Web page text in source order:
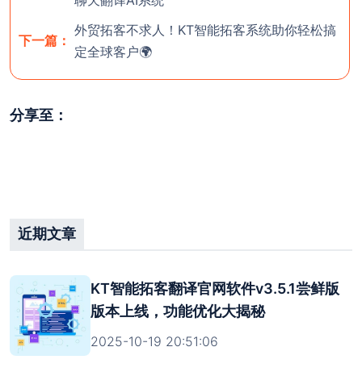
下一篇：
外贸拓客不求人！KT智能拓客系统助你轻松搞
定全球客户🌍
分享至：
近期文章
KT智能拓客翻译官网软件v3.5.1尝鲜版
版本上线，功能优化大揭秘
2025-10-19 20:51:06